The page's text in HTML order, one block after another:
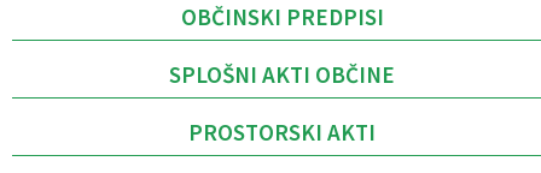
OBČINSKI PREDPISI
SPLOŠNI AKTI OBČINE
PROSTORSKI AKTI